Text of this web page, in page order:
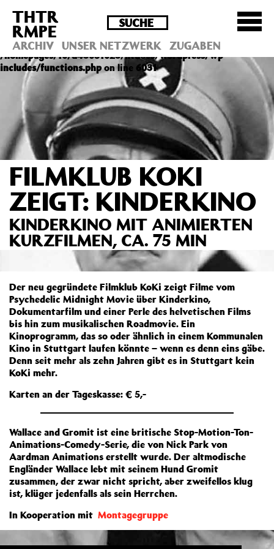
Deprecated : Die Funktion post_permalink ist seit
Version 4.4.0 veraltet! Verwende stattdessen
get_permalink(). in
/homepages/10/d43051023/htdocs/wordpress/wp-
includes/functions.phpon line 6031
THTR
RMPE
ARCHIV UNSER NETZWERK ZUGABEN
FILMKLUB KOKI
ZEIGT: KINDERKINO
KINDERKINO MIT ANIMIERTEN
KURZFILMEN, CA. 75 MIN
Der neu gegründete Filmklub KoKi zeigt Filme vom
Psychedelic Midnight Movie über Kinderkino,
Dokumentarfilm und einer Perle des helvetischen Films
bis hin zum musikalischen Roadmovie. Ein
Kinoprogramm, das so oder ähnlich in einem Kommunalen
Kino in Stuttgart laufen könnte – wenn es denn eins gäbe.
Denn seit mehr als zehn Jahren gibt es in Stuttgart kein
KoKi mehr.
Karten an der Tageskasse: € 5,-
Wallace and Gromit ist eine britische Stop-Motion-Ton-
Animations-Comedy-Serie, die von Nick Park von
Aardman Animations erstellt wurde. Der altmodische
Engländer Wallace lebt mit seinem Hund Gromit
zusammen, der zwar nicht spricht, aber zweifellos klug
ist, klüger jedenfalls als sein Herrchen.
In Kooperation mit Montagegruppe